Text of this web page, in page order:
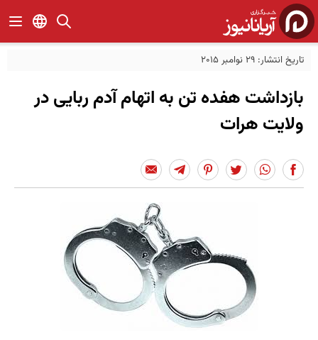
تاریخ انتشار: 29 نوامبر 2015
بازداشت هفده تن به اتهام آدم ربایی در
ولایت هرات